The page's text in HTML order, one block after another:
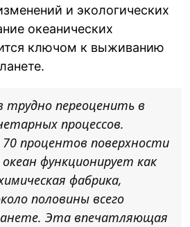
и экологических
океанических
ключом к выживанию
трудно переоценить в
процессов.
процентов поверхности
функционирует как
фабрика,
половины всего
Эта впечатляющая